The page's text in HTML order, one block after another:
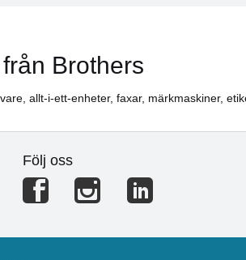
Brothers
allt-i-ett-enheter, faxar, märkmaskiner,
Följ oss